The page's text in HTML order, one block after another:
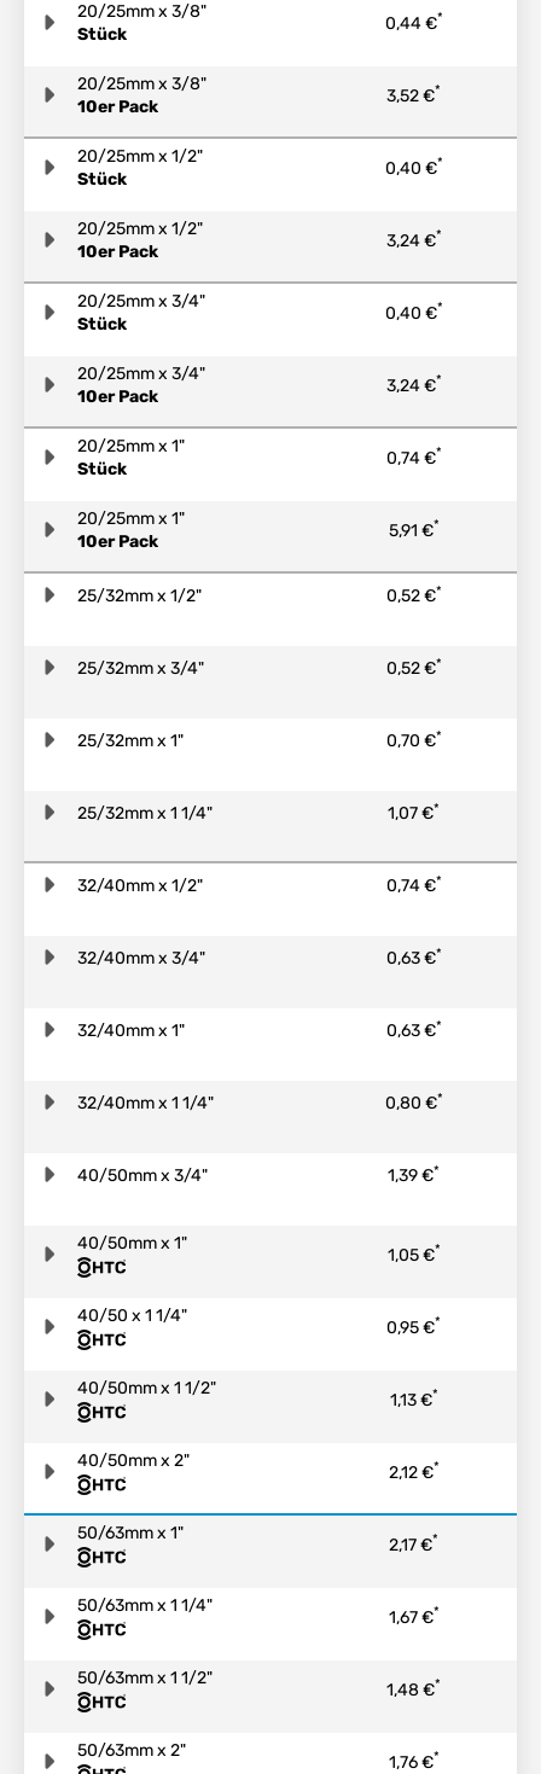
20/25mm x 3/8"
Stück
0,44 €*
20/25mm x 3/8"
10er Pack
3,52 €*
20/25mm x 1/2"
Stück
0,40 €*
20/25mm x 1/2"
10er Pack
3,24 €*
20/25mm x 3/4"
Stück
0,40 €*
20/25mm x 3/4"
10er Pack
3,24 €*
20/25mm x 1"
Stück
0,74 €*
20/25mm x 1"
10er Pack
5,91 €*
25/32mm x 1/2" 0,52 €*
25/32mm x 3/4" 0,52 €*
25/32mm x 1" 0,70 €*
25/32mm x 1 1/4" 1,07 €*
32/40mm x 1/2" 0,74 €*
32/40mm x 3/4" 0,63 €*
32/40mm x 1" 0,63 €*
32/40mm x 1 1/4" 0,80 €*
40/50mm x 3/4" 1,39 €*
40/50mm x 1"
1,05 €*
40/50 x 1 1/4"
0,95 €*
40/50mm x 1 1/2"
1,13 €*
40/50mm x 2"
2,12 €*
50/63mm x 1"
2,17 €*
50/63mm x 1 1/4"
1,67 €*
50/63mm x 1 1/2"
1,48 €*
50/63mm x 2"
1,76 €*